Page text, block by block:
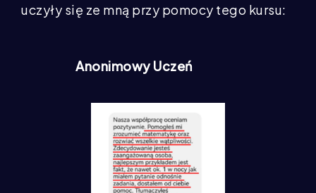
uczyły się ze mną przy pomocy tego kursu:
Anonimowy Uczeń